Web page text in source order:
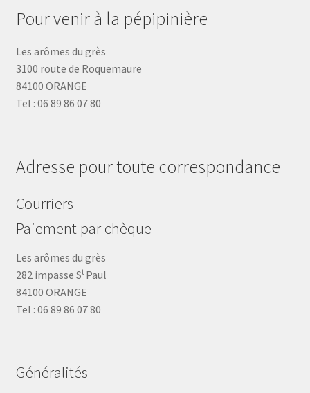
Pour venir à la pépipinière
Les arômes du grès
3100 route de Roquemaure
84100 ORANGE
Tel : 06 89 86 07 80
Adresse pour toute correspondance
Courriers
Paiement par chèque
Les arômes du grès
282 impasse St Paul
84100 ORANGE
Tel : 06 89 86 07 80
Généralités